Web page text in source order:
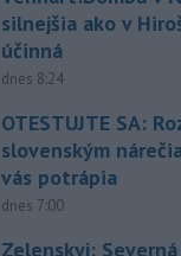
silnejšia ako v
účinná
dnes 8:24
OTESTUJTE SA:
slovenským
vás potrápia
dnes 7:00
Zelenskyj: